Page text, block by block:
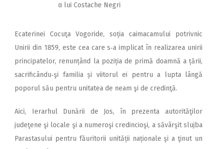
α lui Costache Negri
Ecaterinei Cocuţa Vogoride, soția caimacamului potrivnic
Unirii din 1859, este cea care s‑a implicat în realizarea unirii
principatelor, renunțând la poziția de primă doamnă a țării,
sacrificându‑şi familia și viitorul ei pentru a lupta lângă
poporul său pentru unitatea de neam şi de credinţă.
Aici, Ierarhul Dunării de Jos, în prezenta autorităţilor
judeţene şi locale şi a numeroşi credincioşi, a săvârşit slujba
Parastasului pentru făuritorii unității naționale şi a ţinut un